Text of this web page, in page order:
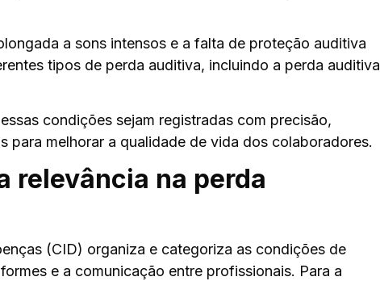
a sons intensos e a falta de proteção auditiva
tipos de perda auditiva, incluindo a perda auditiva
condições sejam registradas com precisão,
para melhorar a qualidade de vida dos colaboradores.
relevância na perda
(CID) organiza e categoriza as condições de
e a comunicação entre profissionais. Para a